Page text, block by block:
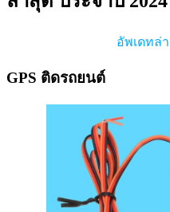
อัพเดทล่
GPS ติดรถยนต์